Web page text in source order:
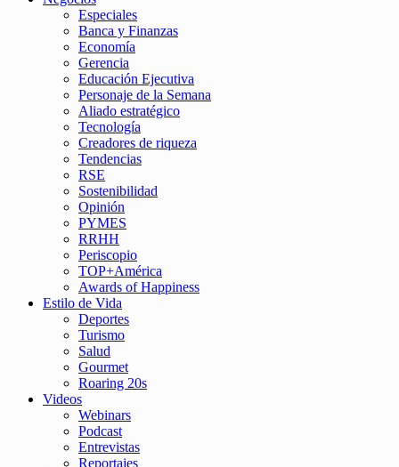
Especiales
Banca y Finanzas
Economía
Gerencia
Educación Ejecutiva
Personaje de la Semana
Aliado estratégico
Tecnología
Creadores de riqueza
Tendencias
RSE
Sostenibilidad
Opinión
PYMES
RRHH
Periscopio
TOP+América
Awards of Happiness
Estilo de Vida
Deportes
Turismo
Salud
Gourmet
Roaring 20s
Videos
Webinars
Podcast
Entrevistas
Reportajes